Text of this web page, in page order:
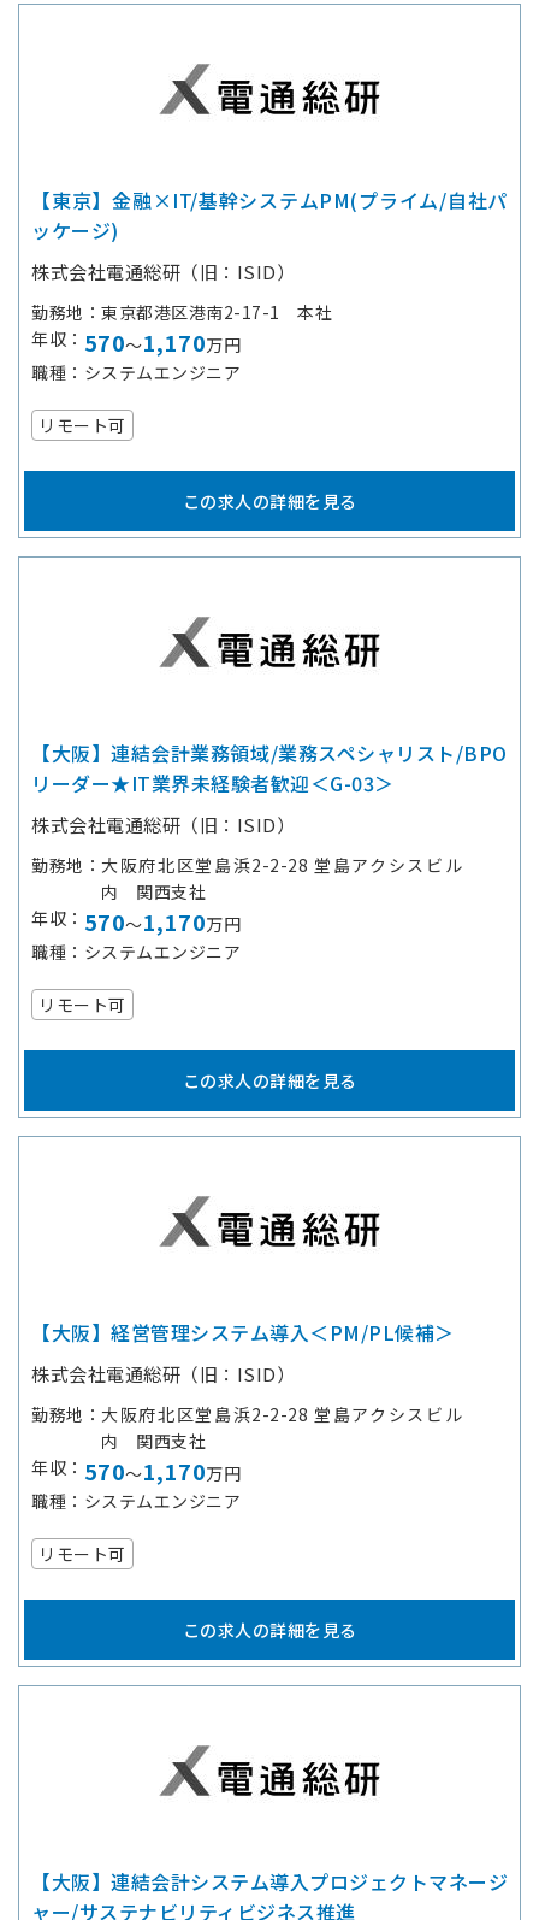
【東京】金融×IT/基幹システムPM(プライム/自社パ
ッケージ)
株式会社電通総研（旧：ISID）
勤務地
東京都港区港南2-17-1 本社
年収
570～1,170万円
職種
システムエンジニア
リモート可
この求人の詳細を見る
【大阪】連結会計業務領域/業務スペシャリスト/BPO
リーダー★IT業界未経験者歓迎＜G-03＞
株式会社電通総研（旧：ISID）
勤務地
大阪府北区堂島浜2-2-28 堂島アクシスビル
内 関西支社
年収
570～1,170万円
職種
システムエンジニア
リモート可
この求人の詳細を見る
【大阪】経営管理システム導入＜PM/PL候補＞
株式会社電通総研（旧：ISID）
勤務地
大阪府北区堂島浜2-2-28 堂島アクシスビル
内 関西支社
年収
570～1,170万円
職種
システムエンジニア
リモート可
この求人の詳細を見る
【大阪】連結会計システム導入プロジェクトマネージ
ャー/サステナビリティビジネス推進